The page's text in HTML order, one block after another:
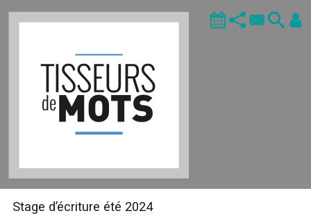
Stage d’écriture été 2024